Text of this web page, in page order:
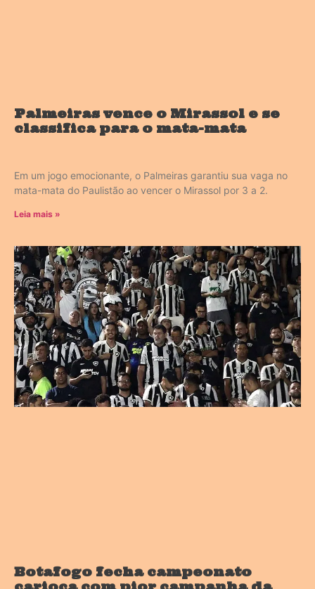
Palmeiras vence o Mirassol e se
classifica para o mata-mata
Em um jogo emocionante, o Palmeiras garantiu sua vaga no
mata-mata do Paulistão ao vencer o Mirassol por 3 a 2.
Leia mais »
Botafogo fecha campeonato